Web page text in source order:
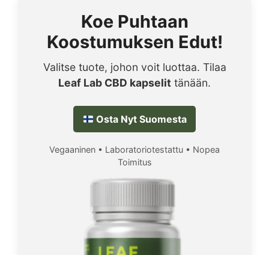
Koe Puhtaan
Koostumuksen Edut!
Valitse tuote, johon voit luottaa. Tilaa
Leaf Lab CBD kapselit tänään.
Osta Nyt Suomesta
Vegaaninen • Laboratoriotestattu • Nopea
Toimitus